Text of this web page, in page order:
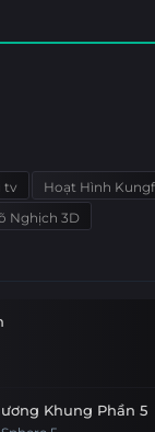
tv
Hoạt Hình
Nghịch 3D
Khung Phần 5